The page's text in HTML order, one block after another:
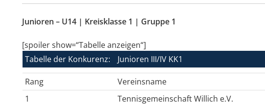
Junioren – U14 | Kreisklasse 1 | Gruppe 1
[spoiler show=“Tabelle anzeigen“]
Tabelle der Konkurenz:
Junioren III/IV KK1
Rang Vereinsname
1
Tennisgemeinschaft Willich e.V.